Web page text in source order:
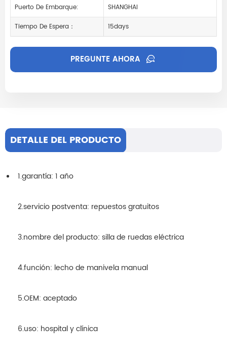
Puerto De Embarque:
SHANGHAI
Tiempo De Espera：
15days
PREGUNTE AHORA
DETALLE DEL PRODUCTO
1.garantía: 1 año
2.servicio postventa: repuestos gratuitos
3.nombre del producto: silla de ruedas eléctrica
4.función: lecho de manivela manual
5.OEM: aceptado
6.uso: hospital y clínica